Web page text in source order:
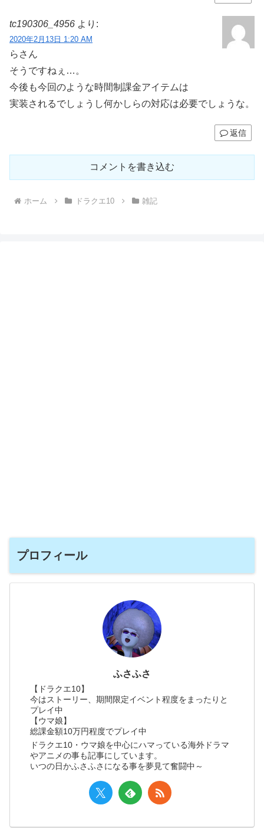
tc190306_4956 より:
2020年2月13日 1:20 AM
らさん
そうですねぇ…。
今後も今回のような時間制課金アイテムは
実装されるでしょうし何かしらの対応は必要でしょうな。
返信
コメントを書き込む
ホーム ドラクエ10 雑記
プロフィール
ふさふさ
【ドラクエ10】
今はストーリー、期間限定イベント程度をまったりと
プレイ中
【ウマ娘】
総課金額10万円程度でプレイ中
ドラクエ10・ウマ娘を中心にハマっている海外ドラマ
やアニメの事も記事にしています。
いつの日かふさふさになる事を夢見て奮闘中～